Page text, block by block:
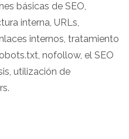
básicas de SEO,
interna, URLs,
internos, tratamiento
nofollow, el SEO
utilización de